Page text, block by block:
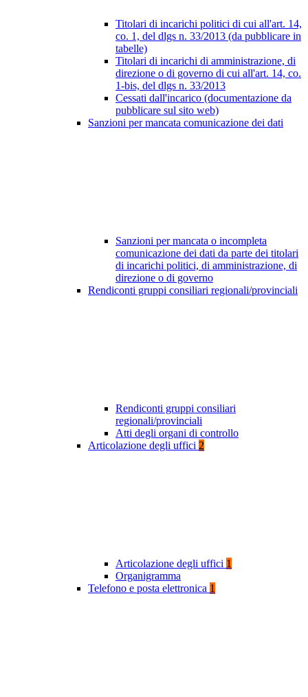
Titolari di incarichi politici di cui all'art. 14,
co. 1, del dlgs n. 33/2013 (da pubblicare in
tabelle)
Titolari di incarichi di amministrazione, di
direzione o di governo di cui all'art. 14, co.
1-bis, del dlgs n. 33/2013
Cessati dall'incarico (documentazione da
pubblicare sul sito web)
Sanzioni per mancata comunicazione dei dati
Sanzioni per mancata o incompleta
comunicazione dei dati da parte dei titolari
di incarichi politici, di amministrazione, di
direzione o di governo
Rendiconti gruppi consiliari regionali/provinciali
Rendiconti gruppi consiliari
regionali/provinciali
Atti degli organi di controllo
Articolazione degli uffici 2
Articolazione degli uffici 1
Organigramma
Telefono e posta elettronica 1